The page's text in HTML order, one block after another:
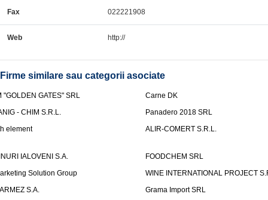
Fax 022221908
Web http://
Firme similare sau categorii asociate
"GOLDEN GATES" SRL
Carne DK
- CHIM S.R.L.
Panadero 2018 SRL
element
ALIR-COMERT S.R.L.
IALOVENI S.A.
FOODCHEM SRL
Solution Group
WINE INTERNATIONAL PROJECT
S.A.
Grama Import SRL